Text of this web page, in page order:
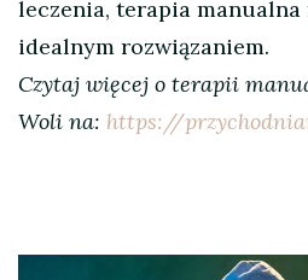
leczenia, terapia manualna
idealnym rozwiązaniem.
Czytaj więcej o terapii
Woli na: https://